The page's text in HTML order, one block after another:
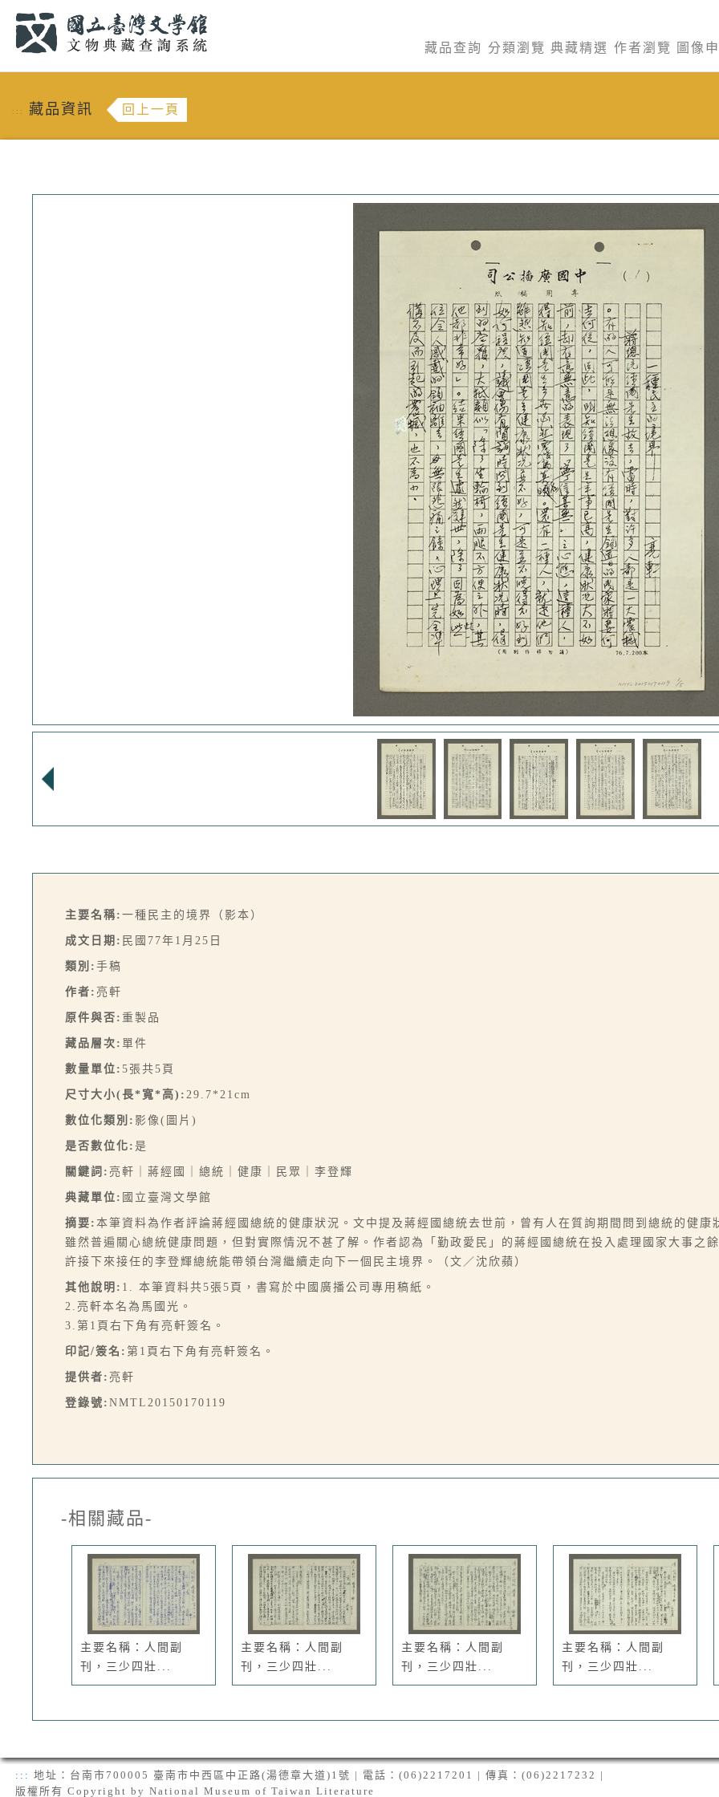
藏品查詢 分類瀏覽 典藏精選 作者瀏覽 圖像
::: 藏品資訊 回上一頁
主要名稱: 一種民主的境界（影本）
成文日期: 民國77年1月25日
類別: 手稿
作者: 亮軒
原件與否: 重製品
藏品層次: 單件
數量單位: 5張共5頁
尺寸大小(長*寬*高): 29.7*21cm
數位化類別: 影像(圖片)
是否數位化: 是
關鍵詞: 亮軒｜蔣經國｜總統｜健康｜民眾｜李登輝
典藏單位: 國立臺灣文學館
摘要: 本筆資料為作者評論蔣經國總統的健康狀況。文中提及蔣經國總統去世前，曾有人在質詢期間問到總統的健
雖然普遍關心總統健康問題，但對實際情況不甚了解。作者認為「勤政愛民」的蔣經國總統在投入處理國家大事之
許接下來接任的李登輝總統能帶領台灣繼續走向下一個民主境界。（文／沈欣蘋）
其他說明: 1. 本筆資料共5張5頁，書寫於中國廣播公司專用稿紙。
2.亮軒本名為馬國光。
3.第1頁右下角有亮軒簽名。
印記/簽名: 第1頁右下角有亮軒簽名。
提供者: 亮軒
登錄號: NMTL20150170119
-相關藏品-
主要名稱：人間副
刊，三少四壯...
主要名稱：人間副
刊，三少四壯...
主要名稱：人間副
刊，三少四壯...
主要名稱：人間副
刊，三少四壯...
::: 地址：台南市700005 臺南市中西區中正路(湯德章大道)1號 | 電話：(06)2217201 | 傳真：(06)2217232 |
版權所有 Copyright by National Museum of Taiwan Literature